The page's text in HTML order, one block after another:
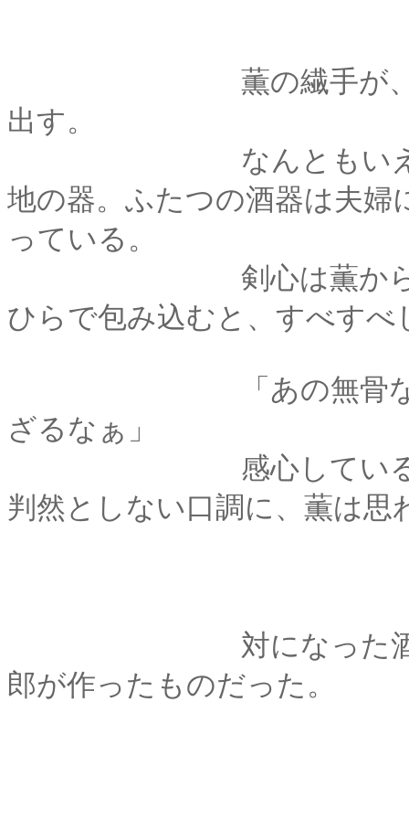
薫の繊手が、桐箱の
出す。
なんともいえぬ暖か
地の器。ふたつの酒器は夫
っている。
剣心は薫からやや大
ひらで包み込むと、すべす
「あの無骨な手で、
ざるなぁ」
感心しているのだか
判然としない口調に、薫は思
対になった酒器は、
郎が作ったものだった。